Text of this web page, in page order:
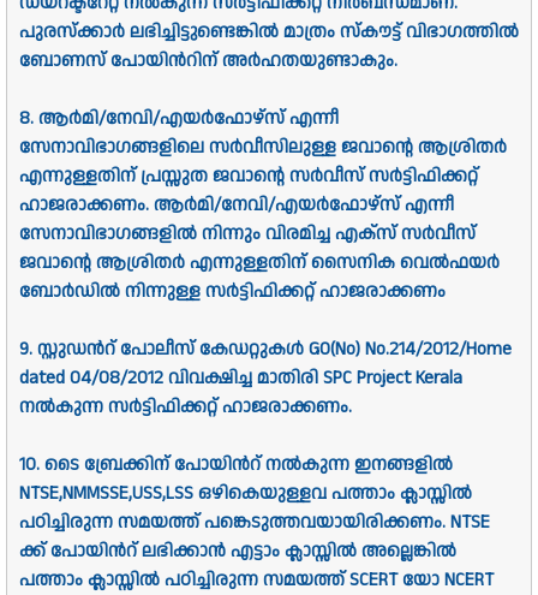
പുരസ്‌ക്കാർ ലഭിച്ചിട്ടുണ്ടെങ്കില്‍ മാത്രം സ്കൗട്ട് വിഭാഗത്തില്‍
ബോണസ്‌ പോയിന്‍റിന്‌ അര്‍ഹതയുണ്ടാകും.
8. ആര്‍മി/നേവി/എയര്‍ഫോഴ്‌സ്‌ എന്നീ
സേനാവിഭാഗങ്ങളിലെ സര്‍വീസിലുള്ള ജവാന്റെ ആശ്രിതര്‍
എന്നുള്ളതിന്‌ പ്രസ്സുത ജവാന്റെ സര്‍വീസ്‌ സര്‍ട്ടിഫിക്കറ്റ്‌
ഹാജരാക്കണം. ആര്‍മി/നേവി/എയര്‍ഫോഴ്സ്‌ എന്നീ
സേനാവിഭാഗങ്ങളില്‍ നിന്നും വിരമിച്ച എക്സ്‌ സര്‍വീസ്‌
ജവാന്റെ ആശ്രിതര്‍ എന്നുള്ളതിന്‌ സൈനിക വെല്‍ഫയര്‍
ബോര്‍ഡില്‍ നിന്നുള്ള സര്‍ട്ടിഫിക്കറ്റ്‌ ഹാജരാക്കണം
9. സ്റ്റുഡന്‍റ്‌ പോലീസ്‌ കേഡറ്റുകള്‍ GO(No) No.214/2012/Home
dated 04/08/2012 വിവക്ഷിച്ച മാതിരി SPC Project Kerala
നല്‍കുന്ന സര്‍ട്ടിഫിക്കറ്റ്‌ ഹാജരാക്കണം.
10. ടൈ ബ്രേക്കിന്‌ പോയിന്‍റ്‌ നല്‍കുന്ന ഇനങ്ങളില്‍
NTSE,NMMSSE,USS,LSS ഒഴികെയുള്ളവ പത്താം ക്ലാസ്സില്‍
പഠിച്ചിരുന്ന സമയത്ത്‌ പങ്കെടുത്തവയായിരിക്കണം. NTSE
ക്ക്‌ പോയിന്‍റ്‌ ലഭിക്കാന്‍ എട്ടാം ക്ലാസ്സില്‍ അല്ലെങ്കില്‍
പത്താം ക്ലാസ്സില്‍ പഠിച്ചിരുന്ന സമയത്ത്‌ SCERT യോ NCERT